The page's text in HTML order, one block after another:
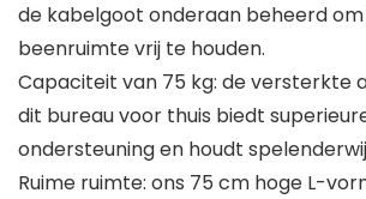
de kabelgoot onderaan beheerd
beenruimte vrij te houden.
Capaciteit van 75 kg: de versterkte
dit bureau voor thuis biedt
ondersteuning en houdt
Ruime ruimte: ons 75 cm hoge L-